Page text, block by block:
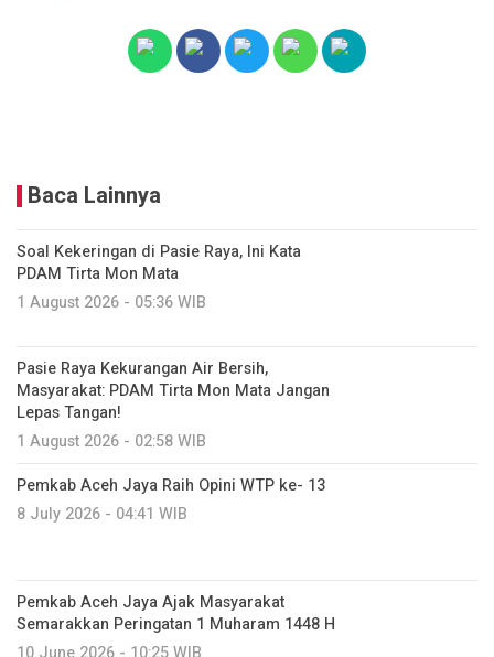
Baca Lainnya
Soal Kekeringan di Pasie Raya, Ini Kata
PDAM Tirta Mon Mata
1 August 2026 - 05:36 WIB
Pasie Raya Kekurangan Air Bersih,
Masyarakat: PDAM Tirta Mon Mata Jangan
Lepas Tangan!
1 August 2026 - 02:58 WIB
Pemkab Aceh Jaya Raih Opini WTP ke- 13
8 July 2026 - 04:41 WIB
Pemkab Aceh Jaya Ajak Masyarakat
Semarakkan Peringatan 1 Muharam 1448 H